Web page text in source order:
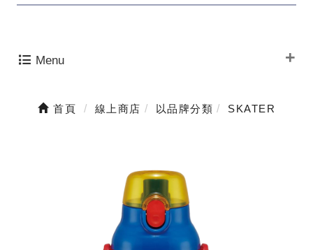
Menu
首頁 線上商店 以品牌分類 SKATER